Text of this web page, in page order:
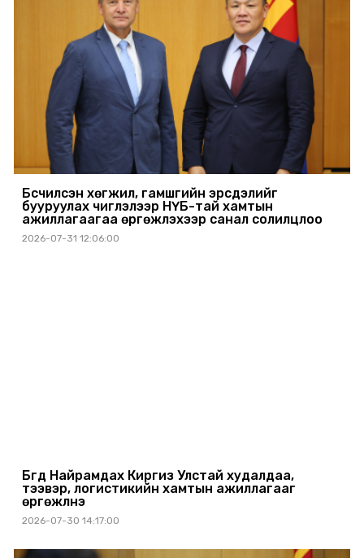
Бүсчилсэн хөгжил, гамшгийн эрсдэлийг
бууруулах чиглэлээр НҮБ-тай хамтын
ажиллагаагаа өргөжүүлэхээр санал солилцлоо
2026-07-31 12:06:00
Бүгд Найрамдах Киргиз Улстай худалдаа,
тээвэр, логистикийн хамтын ажиллагааг
өргөжүүлнэ
2026-07-30 14:17:00